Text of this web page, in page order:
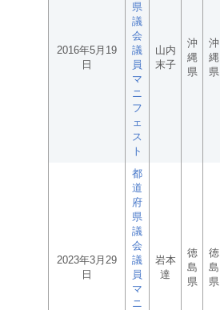
2016年5月19
日
県
議
会
議
員
マ
ニ
フ
ェ
ス
ト
山内
末子
沖
縄
県
沖
縄
県
2023年3月29
日
都
道
府
県
議
会
議
員
マ
ニ
岩本
達
徳
島
県
徳
島
県